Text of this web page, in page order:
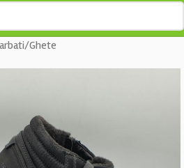
/Ghete